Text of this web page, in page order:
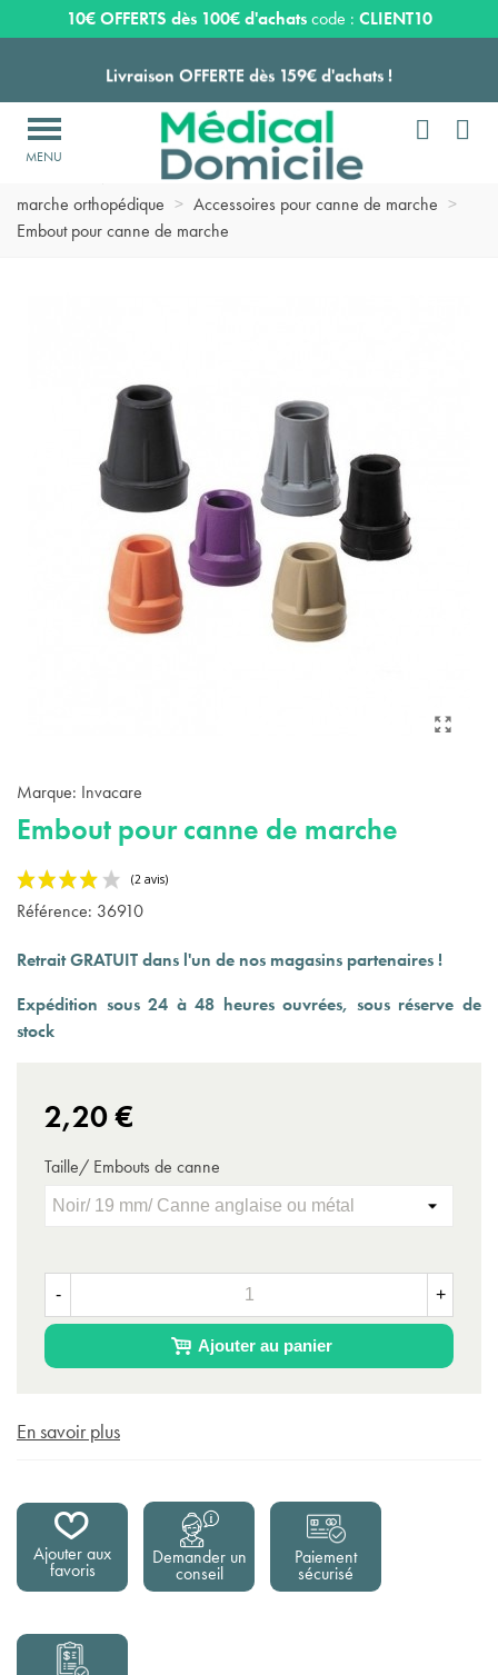
Matériel médical d'aide à la mobilité >
marche orthopédique > Accessoires pour canne de marche >
Embout pour canne de marche
Marque: Invacare
Embout pour canne de marche
Référence: 36910
Retrait GRATUIT dans l'un de nos magasins partenaires !
Expédition sous 24 à 48 heures ouvrées, sous réserve de
stock
2,20 €
- +
Ajouter au panier
Taille/ Embouts de canne
En savoir plus
Ajouter aux
favoris
Demander un
conseil
Paiement
sécurisé
10€ OFFERTS dès 100€ d'achatscode : CLIENT10
Livraison OFFERTE dès 159€ d'achats !
Payez en 3 ou 4 fois SANS FRAIS à partir de 100
Expédition sous 24 à 48 heures ouvrées*
Expédition sous 24 à 48 heures ouvrées*

